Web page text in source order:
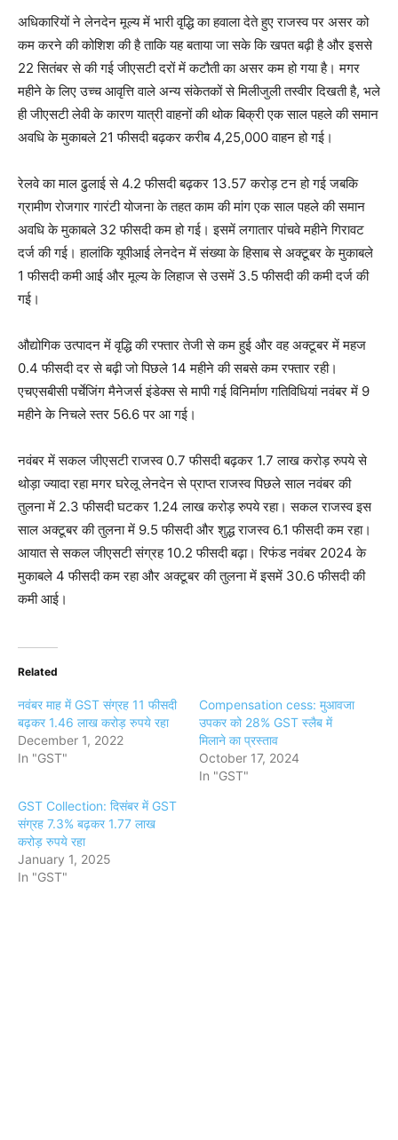
अधिकारियों ने लेनदेन मूल्य में भारी वृद्धि का हवाला देते हुए राजस्व पर असर को
कम करने की कोशिश की है ताकि यह बताया जा सके कि खपत बढ़ी है और इससे
22 सितंबर से की गई जीएसटी दरों में कटौती का असर कम हो गया है। मगर
महीने के लिए उच्च आवृत्ति वाले अन्य संकेतकों से मिलीजुली तस्वीर दिखती है, भले
ही जीएसटी लेवी के कारण यात्री वाहनों की थोक बिक्री एक साल पहले की समान
अवधि के मुकाबले 21 फीसदी बढ़कर करीब 4,25,000 वाहन हो गई।
रेलवे का माल ढुलाई से 4.2 फीसदी बढ़कर 13.57 करोड़ टन हो गई जबकि
ग्रामीण रोजगार गारंटी योजना के तहत काम की मांग एक साल पहले की समान
अवधि के मुकाबले 32 फीसदी कम हो गई। इसमें लगातार पांचवे महीने गिरावट
दर्ज की गई। हालांकि यूपीआई लेनदेन में संख्या के हिसाब से अक्टूबर के मुकाबले
1 फीसदी कमी आई और मूल्य के लिहाज से उसमें 3.5 फीसदी की कमी दर्ज की
गई।
औद्योगिक उत्पादन में वृद्धि की रफ्तार तेजी से कम हुई और वह अक्टूबर में महज
0.4 फीसदी दर से बढ़ी जो पिछले 14 महीने की सबसे कम रफ्तार रही।
एचएसबीसी पर्चेजिंग मैनेजर्स इंडेक्स से मापी गई विनिर्माण गतिविधियां नवंबर में 9
महीने के निचले स्तर 56.6 पर आ गई।
नवंबर में सकल जीएसटी राजस्व 0.7 फीसदी बढ़कर 1.7 लाख करोड़ रुपये से
थोड़ा ज्यादा रहा मगर घरेलू लेनदेन से प्राप्त राजस्व पिछले साल नवंबर की
तुलना में 2.3 फीसदी घटकर 1.24 लाख करोड़ रुपये रहा। सकल राजस्व इस
साल अक्टूबर की तुलना में 9.5 फीसदी और शुद्ध राजस्व 6.1 फीसदी कम रहा।
आयात से सकल जीएसटी संग्रह 10.2 फीसदी बढ़ा। रिफंड नवंबर 2024 के
मुकाबले 4 फीसदी कम रहा और अक्टूबर की तुलना में इसमें 30.6 फीसदी की
कमी आई।
Related
नवंबर माह में GST संग्रह 11 फीसदी
बढ़कर 1.46 लाख करोड़ रुपये रहा
December 1, 2022
In "GST"
Compensation cess: मुआवजा
उपकर को 28% GST स्लैब में
मिलाने का प्रस्ताव
October 17, 2024
In "GST"
GST Collection: दिसंबर में GST
संग्रह 7.3% बढ़कर 1.77 लाख
करोड़ रुपये रहा
January 1, 2025
In "GST"